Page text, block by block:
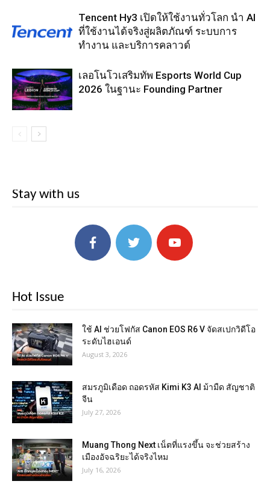
Tencent Hy3 เปิดให้ใช้งานทั่วโลก นำ AI
ที่ใช้งานได้จริงสู่ผลิตภัณฑ์ ระบบการ
ทำงาน และบริการคลาวด์
เลอโนโวเสริมทัพ Esports World Cup
2026 ในฐานะ Founding Partner
Stay with us
Hot Issue
ใช้ AI ช่วยโฟกัส Canon EOS R6 V จัดสเปกวิดีโอ
ระดับไฮเอนด์
August 3, 2026
สมรภูมิเดือด ถอดรหัส Kimi K3 AI ม้ามืด สัญชาติ
จีน
July 27, 2026
Muang Thong Next เน็ตที่แรงขึ้น จะช่วยสร้าง
เมืองอัจฉริยะได้จริงไหม
July 16, 2026